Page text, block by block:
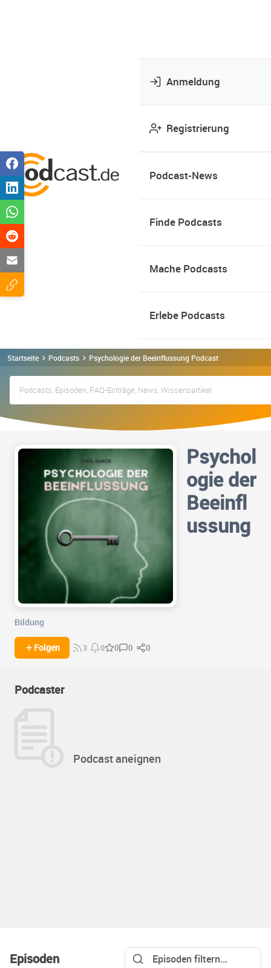
Anmeldung
Registrierung
Podcast-News
Finde Podcasts
Mache Podcasts
Erlebe Podcasts
Startseite Podcasts Psychologie der Beeinflussung Podcast
Psychol
ogie der
Beeinfl
ussung
Bildung
Folgen 3 0 0 0 0
Podcaster
Podcast aneignen
Episoden